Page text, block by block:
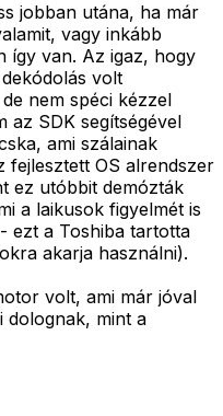
jobban utána, ha már
vagy inkább
így van. Az igaz, hogy
volt
nem spéci kézzel
az SDK segítségével
ami szálainak
fejlesztett OS alrendszer
ez utóbbit demózták
a laikusok figyelmét is
ezt a Toshiba tartotta
akarja használni).
volt, ami már jóval
dolognak, mint a